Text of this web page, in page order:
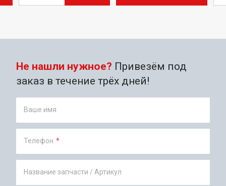
Не нашли нужное? Привезём под
заказ в течение трёх дней!
Ваше имя
Телефон *
Название запчасти / Артикул